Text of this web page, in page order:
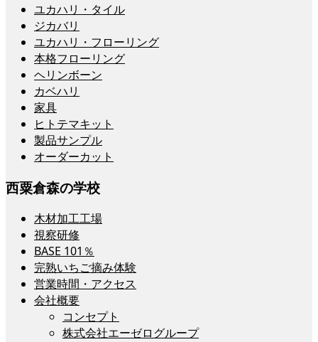
ユカハリ・タイル
ジカバリ
ユカハリ・フローリング
本格フローリング
ヘリンボーン
カベハリ
家具
ヒトテマキット
製品サンプル
オーダーカット
西粟倉森の学校
木材加工工場
視察研修
BASE 101％
完熟いちご摘み体験
営業時間・アクセス
会社概要
コンセプト
株式会社エーゼログループ